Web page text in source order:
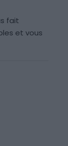
fait
et vous